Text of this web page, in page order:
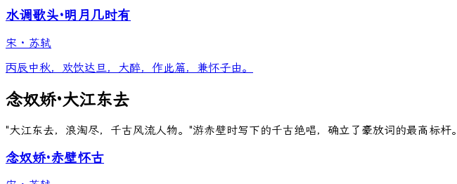
水调歌头·明月几时有
宋 · 苏轼
丙辰中秋，欢饮达旦，大醉，作此篇，兼怀子由。
念奴娇·大江东去
"大江东去，浪淘尽，千古风流人物。"游赤壁时写下的千古绝唱，确立了豪放词的最高标杆。
念奴娇·赤壁怀古